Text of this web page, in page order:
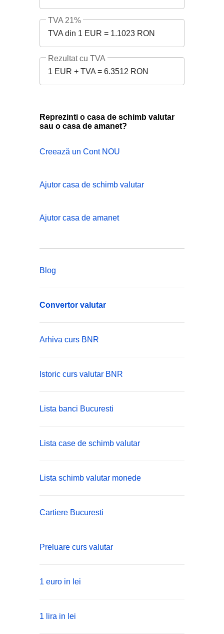
TVA din 1 EUR = 1.1023 RON
TVA 21%
1 EUR + TVA = 6.3512 RON
Rezultat cu TVA
Reprezinti o casa de schimb valutar
sau o casa de amanet?
Creează un Cont NOU
Ajutor casa de schimb valutar
Ajutor casa de amanet
Blog
Convertor valutar
Arhiva curs BNR
Istoric curs valutar BNR
Lista banci Bucuresti
Lista case de schimb valutar
Lista schimb valutar monede
Cartiere Bucuresti
Preluare curs valutar
1 euro in lei
1 lira in lei